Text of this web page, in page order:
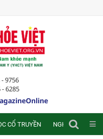
- 9756
- 6285
CỔ TRUYỀN NGHIÊN CỨU